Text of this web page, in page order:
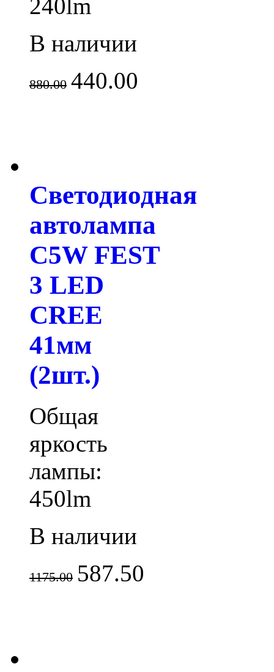
240lm
В наличии
880.00 440.00
Светодиодная
автолампа
C5W FEST
3 LED
СREE
41мм
(2шт.)
Общая
яркость
лампы:
450lm
В наличии
1175.00 587.50